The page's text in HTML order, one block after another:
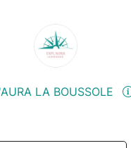
LA BOUSSOLE